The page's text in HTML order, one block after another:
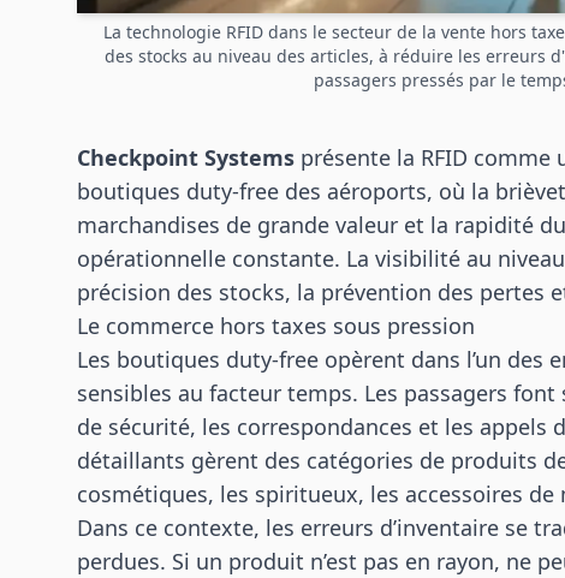
La technologie RFID dans le secteur de la vente hors
des stocks au niveau des articles, à réduire les erreurs
passagers pressés par le
Checkpoint Systems présente la RFID
boutiques duty-free des aéroports, où la
marchandises de grande valeur et la rapidité
opérationnelle constante. La visibilité au
précision des stocks, la prévention des pertes
Le commerce hors taxes sous pression
Les boutiques duty-free opèrent dans l’un des
sensibles au facteur temps. Les passagers
de sécurité, les correspondances et les appels
détaillants gèrent des catégories de produits
cosmétiques, les spiritueux, les accessoires
Dans ce contexte, les erreurs d’inventaire se
perdues. Si un produit n’est pas en rayon, ne